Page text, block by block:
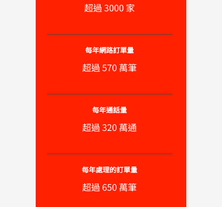
超過 3000 家
每年網路訂單量
超過 570 萬筆
每年通話量
超過 320 萬通
每年處理的訂單量
超過 650 萬筆